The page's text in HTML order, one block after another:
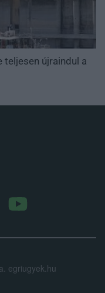
teljesen újraindul a
egriugyek.hu